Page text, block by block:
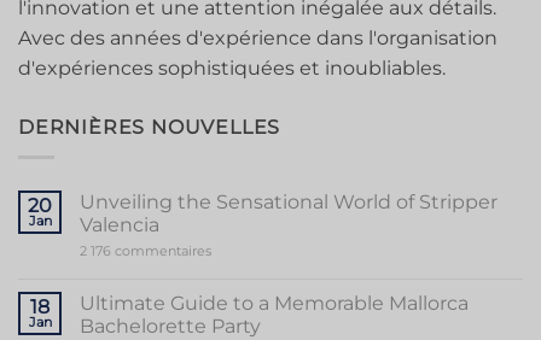
l'innovation et une attention inégalée aux détails.
Avec des années d'expérience dans l'organisation
d'expériences sophistiquées et inoubliables.
DERNIÈRES NOUVELLES
20
Jan
Unveiling the Sensational World of Stripper
Valencia
2 176 commentairessur
Sensational
World
of
18
Jan
Ultimate Guide to a Memorable Mallorca
Bachelorette Party